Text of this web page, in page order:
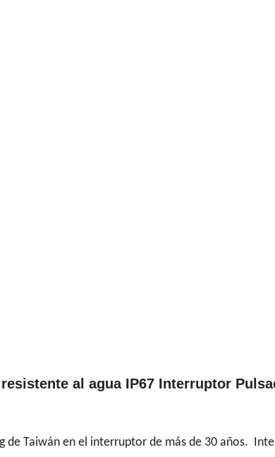
al agua IP67 Interruptor
de Taiwán en el interruptor de más de 30 años.